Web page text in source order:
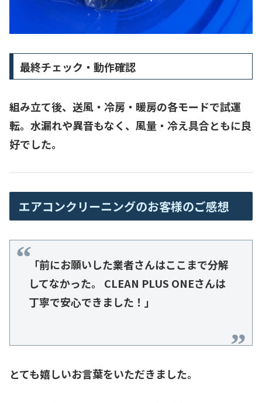
最終チェック・動作確認
組み立て後、送風・冷房・暖房の各モードで試運
転。水漏れや異音もなく、風量・冷え具合ともに良
好でした。
エアコンクリーニングのお客様のご感想
「前にお願いした業者さんはここまで分解
してなかった。 CLEAN PLUS ONEさんは
丁寧で安心できました！」
とても嬉しいお言葉をいただきました。